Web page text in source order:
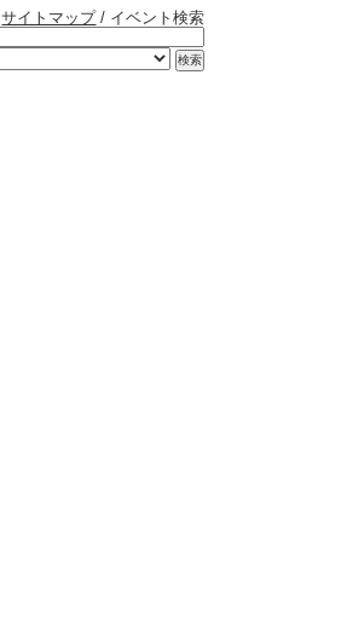
サイトマップ/ イベント検索